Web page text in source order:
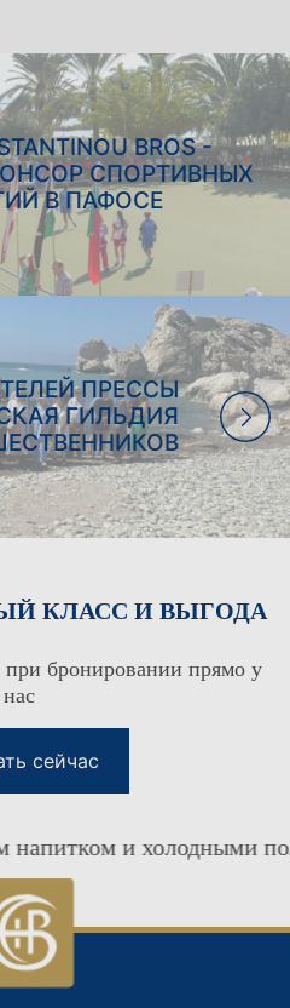
ОТДЫХ ТОЛЬКО ДЛЯ
ВЗРОСЛЫХ
СВАДЬБЫ
BROS -
СПОРТИВНЫХ
В ПАФОСЕ
ПРЕССЫ
ГИЛЬДИЯ
КЛАСС И ВЫГОДА
бронировании прямо у
нас
сейчас
и холодными